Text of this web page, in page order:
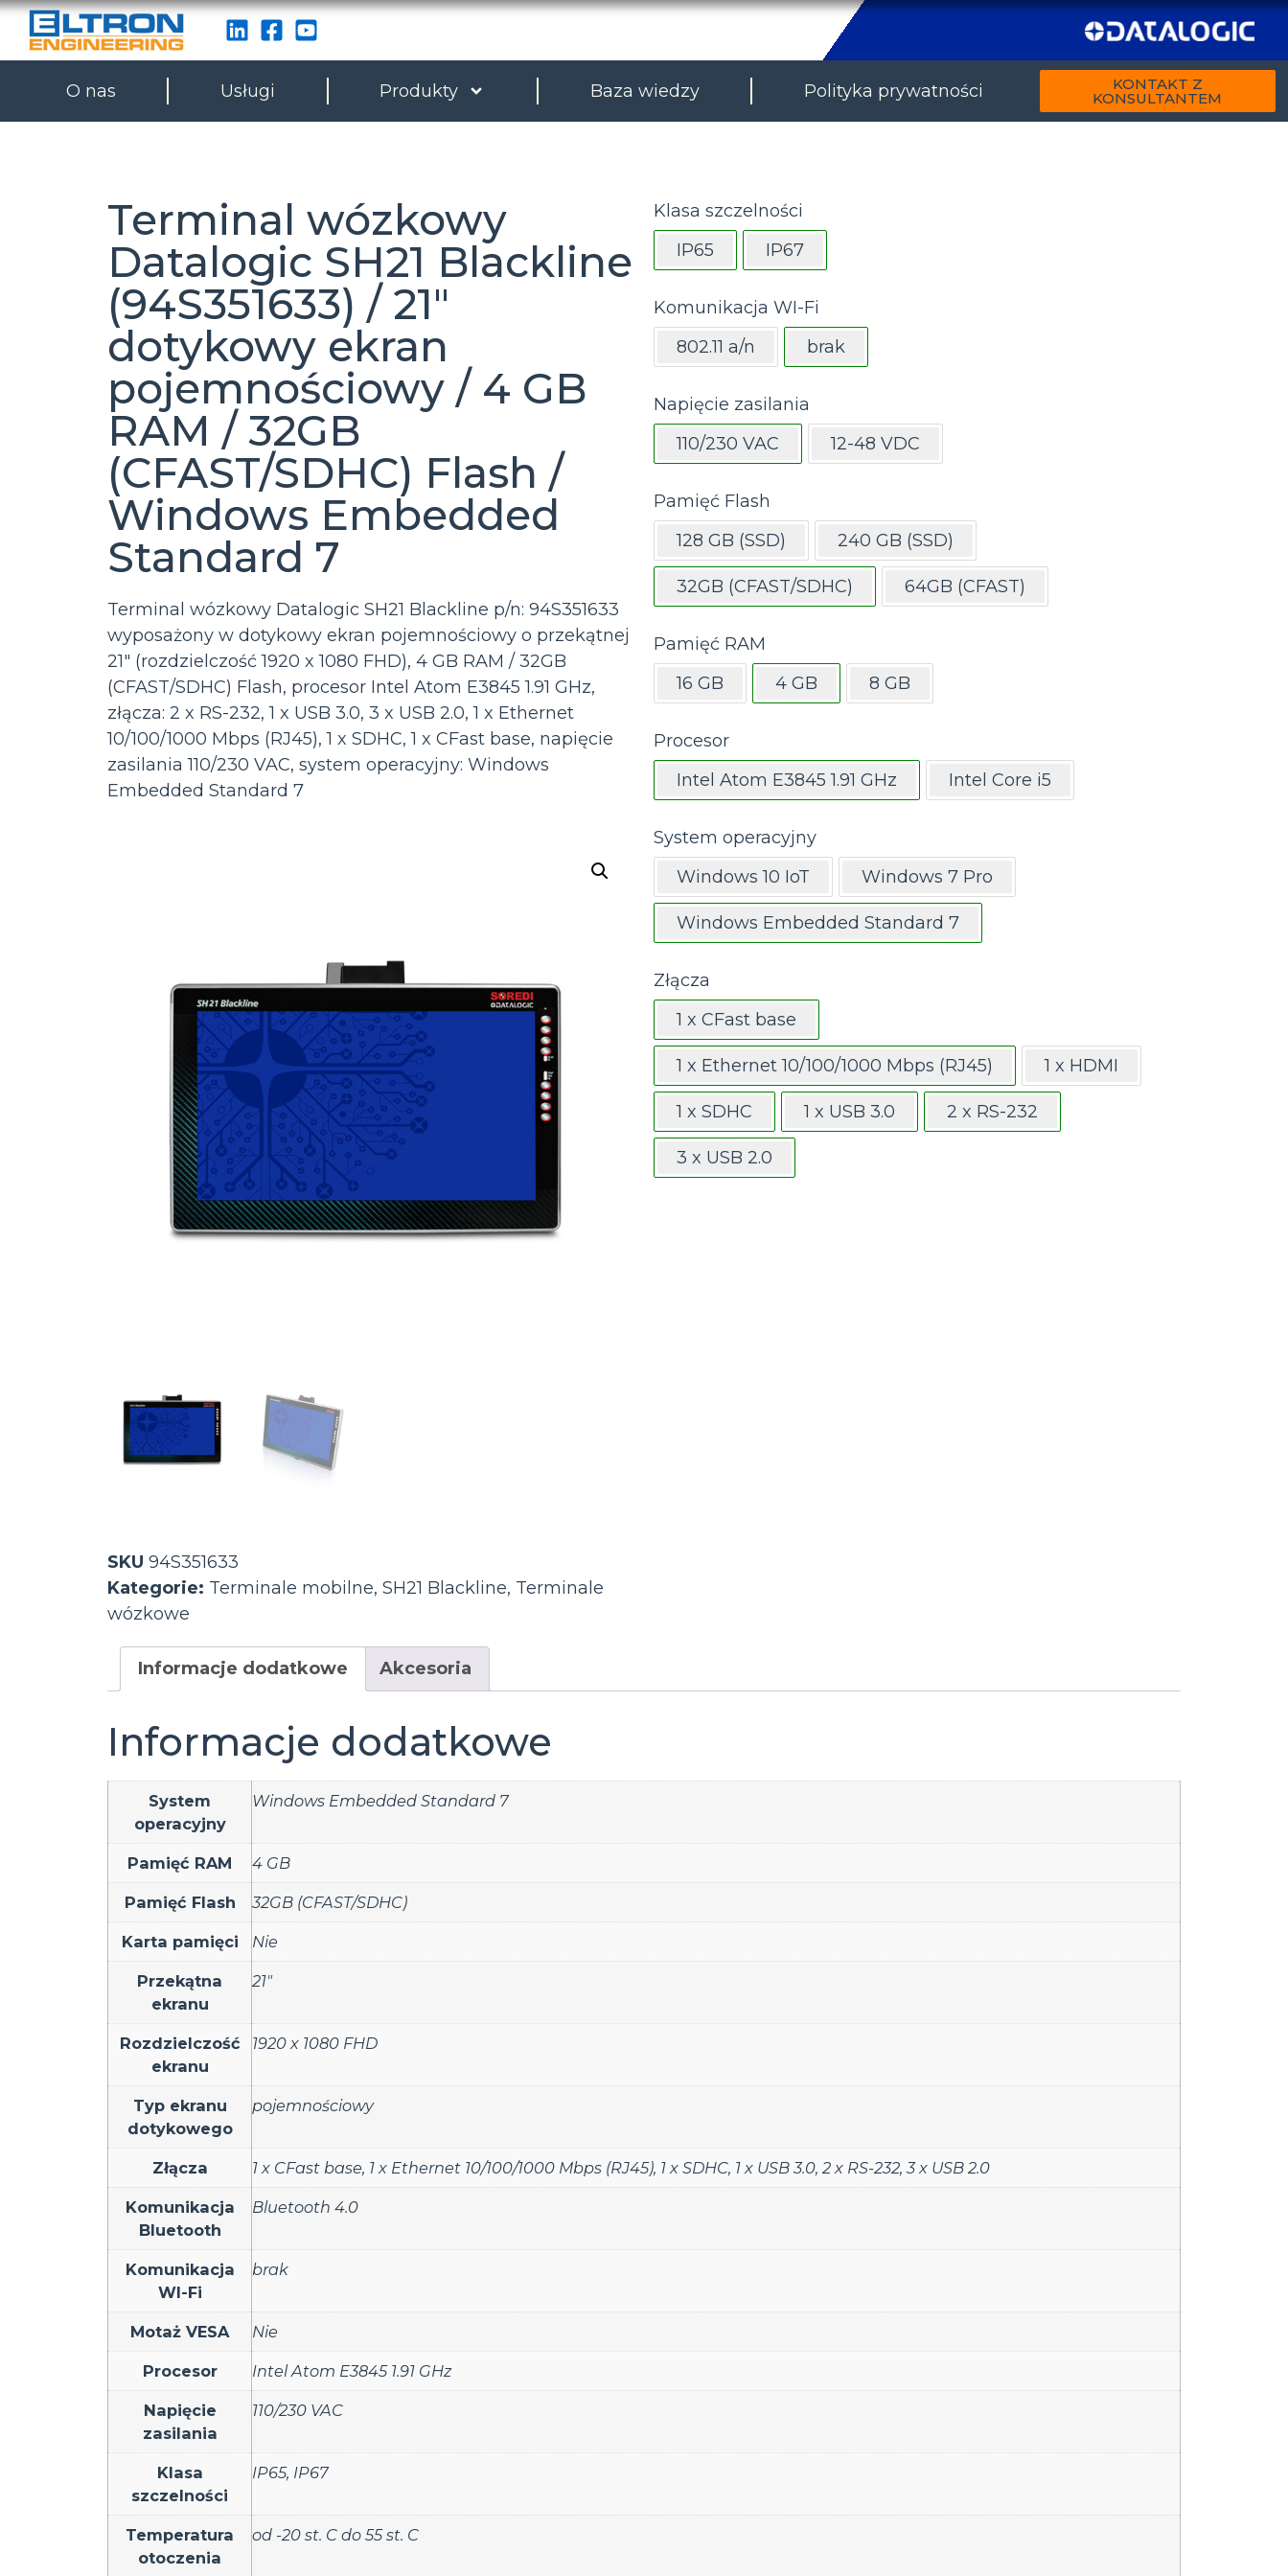
O nas Usługi Produkty Baza wiedzy Polityka prywatności KONTAKT Z
KONSULTANTEM
Terminal wózkowy
Datalogic SH21 Blackline
(94S351633) / 21″
dotykowy ekran
pojemnościowy / 4 GB
RAM / 32GB
(CFAST/SDHC) Flash /
Windows Embedded
Standard 7
Terminal wózkowy Datalogic SH21 Blackline p/n: 94S351633
wyposażony w dotykowy ekran pojemnościowy o przekątnej
21″ (rozdzielczość 1920 x 1080 FHD), 4 GB RAM / 32GB
(CFAST/SDHC) Flash, procesor Intel Atom E3845 1.91 GHz,
złącza: 2 x RS-232, 1 x USB 3.0, 3 x USB 2.0, 1 x Ethernet
10/100/1000 Mbps (RJ45), 1 x SDHC, 1 x CFast base, napięcie
zasilania 110/230 VAC, system operacyjny: Windows
Embedded Standard 7
SKU 94S351633
Kategorie: Terminale mobilne, SH21 Blackline, Terminale
wózkowe
Klasa szczelności
IP65
IP67
Komunikacja WI-Fi
802.11 a/n
brak
Napięcie zasilania
110/230 VAC
12-48 VDC
Pamięć Flash
128 GB (SSD)
240 GB (SSD)
32GB (CFAST/SDHC) 64GB (CFAST)
Pamięć RAM
16 GB
4 GB 8 GB
Procesor
Intel Atom E3845 1.91 GHz
Intel Core i5
System operacyjny
Windows 10 IoT
Windows 7 Pro
Windows Embedded Standard 7
Złącza
1 x CFast base
1 x Ethernet 10/100/1000 Mbps (RJ45) 1 x HDMI
1 x SDHC 1 x USB 3.0 2 x RS-232
3 x USB 2.0
Informacje dodatkowe Akcesoria
Informacje dodatkowe
System
operacyjny
Windows Embedded Standard 7
Pamięć RAM 4 GB
Pamięć Flash 32GB (CFAST/SDHC)
Karta pamięci Nie
Przekątna
ekranu
21"
Rozdzielczość
ekranu
1920 x 1080 FHD
Typ ekranu
dotykowego
pojemnościowy
Złącza 1 x CFast base, 1 x Ethernet 10/100/1000 Mbps (RJ45), 1 x SDHC, 1 x USB 3.0,2 x RS-232,3 x USB 2.0
Komunikacja
Bluetooth
Bluetooth 4.0
Komunikacja
WI-Fi
brak
Motaż VESA Nie
Procesor Intel Atom E3845 1.91 GHz
Napięcie
zasilania
110/230 VAC
Klasa
szczelności
IP65, IP67
Temperatura
otoczenia
od -20 st. C do 55 st. C